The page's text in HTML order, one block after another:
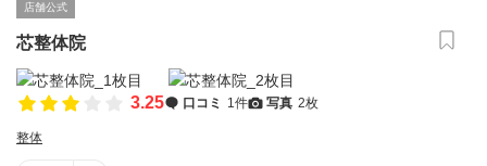
店舗公式
芯整体院
3.25 口コミ 1件 写真 2枚
整体